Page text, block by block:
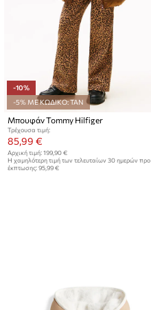
-10%
-5% ΜΕ ΚΩΔΙΚΟ: TAN
Μπουφάν Tommy Hilfiger
Τρέχουσα τιμή:
85,99 €
Αρχική τιμή: 199,90 €
Η χαμηλότερη τιμή των τελευταίων 30 ημερών προ
έκπτωσης: 95,99 €